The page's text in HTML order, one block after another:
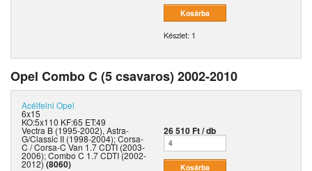
Készlet: 1
Opel Combo C (5 csavaros) 2002-2010
Acélfelni Opel
6x15
KO:5x110 KF:65 ET:49
Vectra B (1995-2002), Astra-
G/Classic II (1998-2004); Corsa-
C / Corsa-C Van 1.7 CDTI (2003-
2006); Combo C 1.7 CDTI (2002-
2012)(8060)
26 510 Ft / db